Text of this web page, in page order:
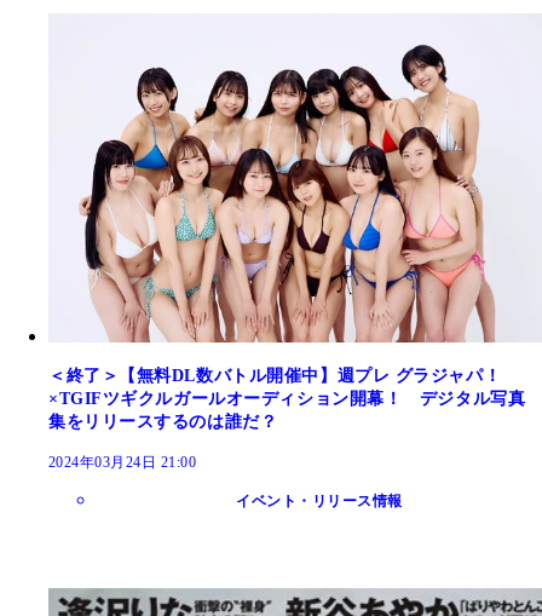
＜終了＞【無料DL数バトル開催中】週プレ グラジャパ！
×TGIFツギクルガールオーディション開幕！ デジタル写真
集をリリースするのは誰だ？
2024年03月24日 21:00
イベント・リリース情報